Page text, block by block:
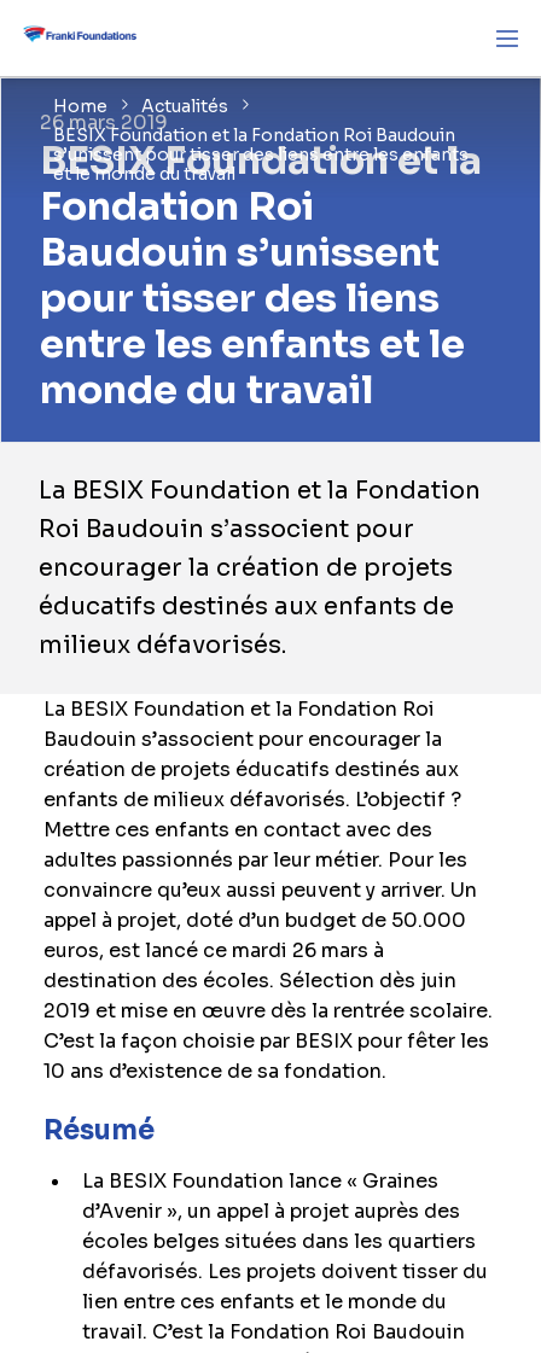
Home
Actualités
BESIX Foundation et la Fondation Roi Baudouin
s’unissent pour tisser des liens entre les enfants
et le monde du travail
26 mars 2019
BESIX Foundation et la
Fondation Roi
Baudouin s’unissent
pour tisser des liens
entre les enfants et le
monde du travail
La BESIX Foundation et la Fondation
Roi Baudouin s’associent pour
encourager la création de projets
éducatifs destinés aux enfants de
milieux défavorisés.
La BESIX Foundation et la Fondation Roi
Baudouin s’associent pour encourager la
création de projets éducatifs destinés aux
enfants de milieux défavorisés. L’objectif ?
Mettre ces enfants en contact avec des
adultes passionnés par leur métier. Pour les
convaincre qu’eux aussi peuvent y arriver. Un
appel à projet, doté d’un budget de 50.000
euros, est lancé ce mardi 26 mars à
destination des écoles. Sélection dès juin
2019 et mise en œuvre dès la rentrée scolaire.
C’est la façon choisie par BESIX pour fêter les
10 ans d’existence de sa fondation.
Résumé
La BESIX Foundation lance « Graines
d’Avenir », un appel à projet auprès des
écoles belges situées dans les quartiers
défavorisés. Les projets doivent tisser du
lien entre ces enfants et le monde du
travail. C’est la Fondation Roi Baudouin